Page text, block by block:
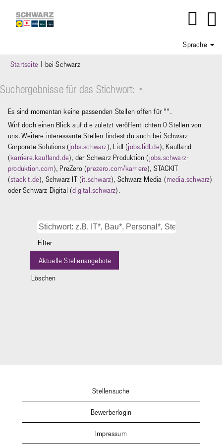
Sprache
Startseite | bei Schwarz(aktuelle
Suchergebnisse für das Stichwort: "".
Es sind momentan keine passenden Stellen offen für "".
Wirf doch einen Blick auf die zuletzt veröffentlichten 0 Stellen von
uns. Weitere interessante Stellen findest du auch bei Schwarz
Corporate Solutions (jobs.schwarz), Lidl (jobs.lidl.de), Kaufland
(karriere.kaufland.de), der Schwarz Produktion (jobs.schwarz-
produktion.com), PreZero (prezero.com/karriere), STACKIT
(stackit.de), Schwarz IT (it.schwarz), Schwarz Media (media.schwarz)
oder Schwarz Digital (digital.schwarz).
Filter
Löschen
Stellensuche
Bewerberlogin
Impressum